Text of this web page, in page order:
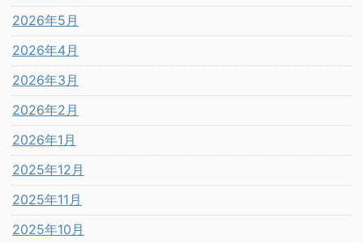
2026年5月
2026年4月
2026年3月
2026年2月
2026年1月
2025年12月
2025年11月
2025年10月